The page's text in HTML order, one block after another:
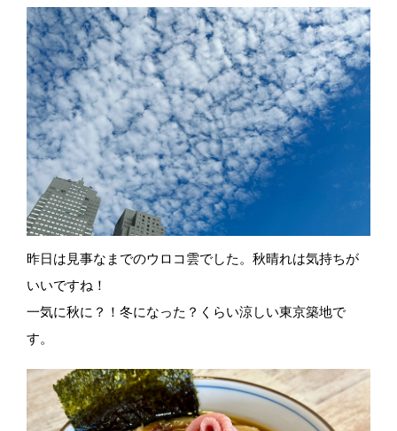
昨日は見事なまでのウロコ雲でした。秋晴れは気持ちが
いいですね！
一気に秋に？！冬になった？くらい涼しい東京築地で
す。